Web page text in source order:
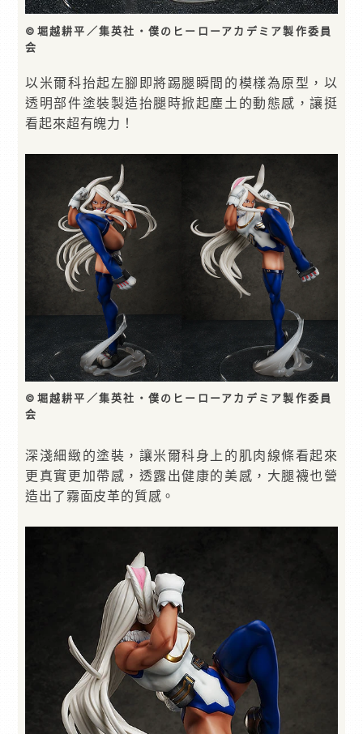
©堀越耕平／集英社・僕のヒーローアカデミア製作委員
会
以米爾科抬起左腳即將踢腿瞬間的模樣為原型，以
透明部件塗裝製造抬腿時掀起塵土的動態感，讓挺
看起來超有魄力！
©堀越耕平／集英社・僕のヒーローアカデミア製作委員
会
深淺細緻的塗裝，讓米爾科身上的肌肉線條看起來
更真實更加帶感，透露出健康的美感，大腿襪也營
造出了霧面皮革的質感。